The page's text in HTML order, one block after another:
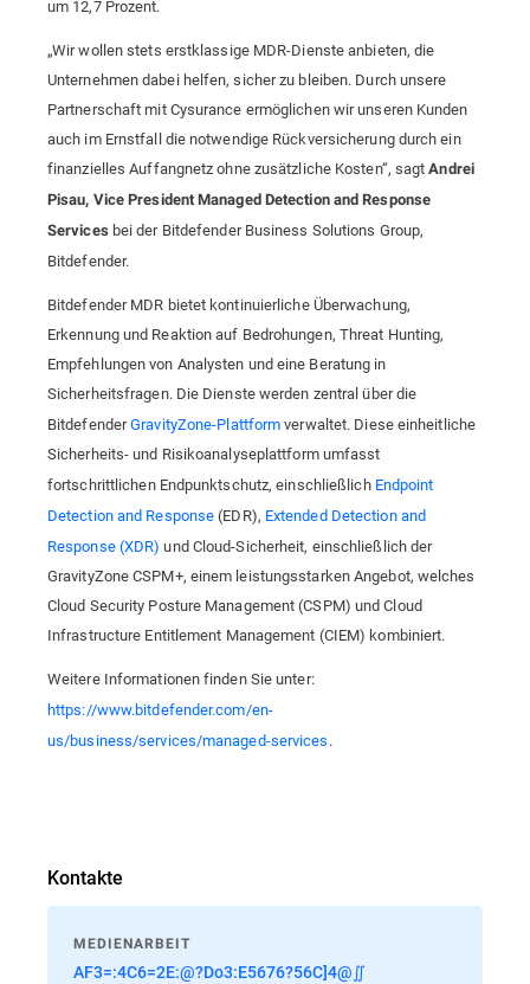
um 12,7 Prozent.
„Wir wollen stets erstklassige MDR-Dienste anbieten, die
Unternehmen dabei helfen, sicher zu bleiben. Durch unsere
Partnerschaft mit Cysurance ermöglichen wir unseren Kunden
auch im Ernstfall die notwendige Rückversicherung durch ein
finanzielles Auffangnetz ohne zusätzliche Kosten“, sagtAndrei
Pisau, Vice President Managed Detection and Response
Services bei der Bitdefender Business Solutions Group,
Bitdefender.
Bitdefender MDR bietet kontinuierliche Überwachung,
Erkennung und Reaktion auf Bedrohungen, Threat Hunting,
Empfehlungen von Analysten und eine Beratung in
Sicherheitsfragen. Die Dienste werden zentral über die
BitdefenderGravityZone-Plattformverwaltet. Diese einheitliche
Sicherheits- und Risikoanalyseplattform umfasst
fortschrittlichen Endpunktschutz, einschließlich Endpoint
Detection and Response(EDR), Extended Detection and
Response (XDR) und Cloud-Sicherheit, einschließlich der
GravityZone CSPM+, einem leistungsstarken Angebot, welches
Cloud Security Posture Management (CSPM) und Cloud
Infrastructure Entitlement Management (CIEM) kombiniert.
Weitere Informationen finden Sie unter:
https://www.bitdefender.com/en-
us/business/services/managed-services.
Kontakte
MEDIENARBEIT
AF3=:4C6=2E:@?Do3:E5676?56C]4@∬